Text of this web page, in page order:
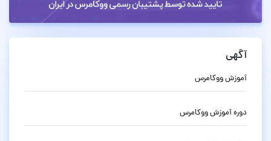
آگهی
آموزش ووکامرس
دوره آموزش ووکامرس